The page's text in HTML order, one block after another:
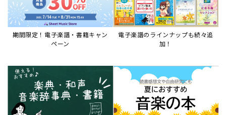
期間限定！電子楽譜・書籍キャン
ペーン
電子楽譜のラインナップも続々追
加！